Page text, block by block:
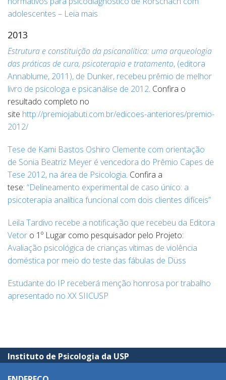
adolescentes – Leia mais
2013
Estrutura e constituição da psicanalítica: uma arqueologia
das práticas de cura, psicoterapia e tratamento, (editora
Annablume, 2011), de Dunker, recebeu prêmio de melhor
livro de psicologa e psicanálise de 2012. Confira o
resultado completo no
site http://premiojabuti.com.br/edicoes-anteriores/premio-
2012/
Tese de Kami Bastos Oshiro Clemente com orientação
de Sonia Beatriz Meyer é vencedora do Prêmio Capes de
Tese 2012, na área de Psicologia. Confira a
tese: “Delineamento experimental de caso único: a
psicoterapia analítica funcional com dois clientes difíceis”
Leila Tardivo recebe a notificação que recebeu da Editora
Vetor o 1º Lugar como pesquisador pelo Projeto:
Avaliação psicológica de crianças vítimas de violência
doméstica por meio do teste das fábulas de Düss
Estudante do IP receberá menção honrosa por trabalho
apresentado no XX SIICUSP
Instituto de Psicologia da USP